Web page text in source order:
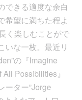
できる適度な余白
希望に満ちた程よ
く楽しむことがで
いな一枚。最近リ
の『Imagine
Possibilities』
ーター”Jorge